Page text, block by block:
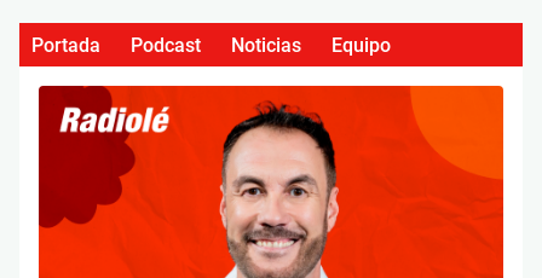
Portada Podcast Noticias Equipo